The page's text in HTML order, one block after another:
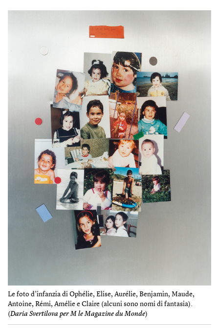
Le foto d’infanzia di Ophélie, Elise, Aurélie, Benjamin, Maude,
Antoine, Rémi, Amélie e Claire (alcuni sono nomi di fantasia).
(Daria Svertilova per M le Magazine du Monde)